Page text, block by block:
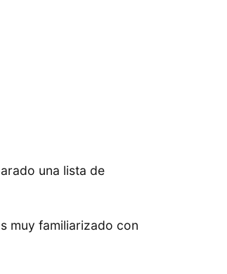
una lista de
muy familiarizado con